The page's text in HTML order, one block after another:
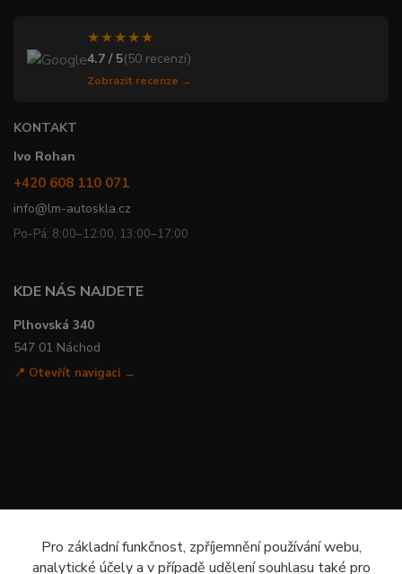
★★★★★
4.7 / 5(50 recenzí)
Zobrazit recenze →
KONTAKT
Ivo Rohan
+420 608 110 071
info@lm-autoskla.cz
Po-Pá: 8:00–12:00, 13:00–17:00
KDE NÁS NAJDETE
Plhovská 340
547 01 Náchod
📍 Otevřít navigaci →
Pro základní funkčnost, zpříjemnění používání webu,
analytické účely a v případě udělení souhlasu také pro